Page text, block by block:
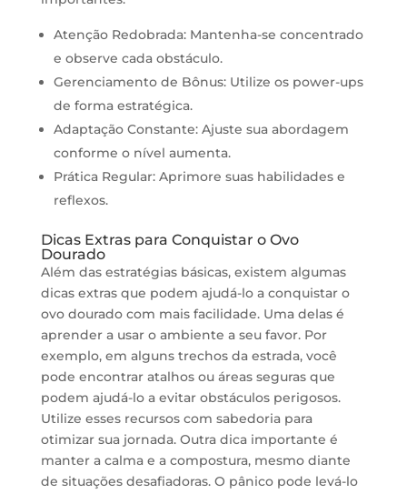
Atenção Redobrada: Mantenha-se concentrado
e observe cada obstáculo.
Gerenciamento de Bônus: Utilize os power-ups
de forma estratégica.
Adaptação Constante: Ajuste sua abordagem
conforme o nível aumenta.
Prática Regular: Aprimore suas habilidades e
reflexos.
Dicas Extras para Conquistar o Ovo
Dourado
Além das estratégias básicas, existem algumas
dicas extras que podem ajudá-lo a conquistar o
ovo dourado com mais facilidade. Uma delas é
aprender a usar o ambiente a seu favor. Por
exemplo, em alguns trechos da estrada, você
pode encontrar atalhos ou áreas seguras que
podem ajudá-lo a evitar obstáculos perigosos.
Utilize esses recursos com sabedoria para
otimizar sua jornada. Outra dica importante é
manter a calma e a compostura, mesmo diante
de situações desafiadoras. O pânico pode levá-lo